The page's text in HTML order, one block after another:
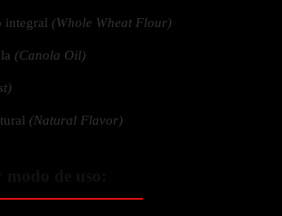
integral (Whole Wheat Flour)
(Canola Oil)
(Natural Flavor)